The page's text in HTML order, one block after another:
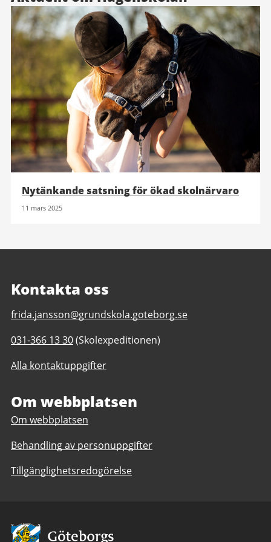
Nytänkande satsning för ökad skolnärvaro
11 mars 2025
Kontakta oss
E-
till
Hagenskolan
F-
frida.jansson@grundskola.goteborg.se
Telefonnummer
Hagenskolan
6
031-366 13 30(Skolexpeditionen)
Alla kontaktuppgifter
Om webbplatsen
Om webbplatsen
Behandling av personuppgifter
Tillgänglighetsredogörelse
Avsändare: